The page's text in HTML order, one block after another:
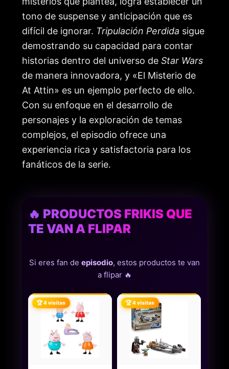
tono de suspense y anticipación que es
difícil de ignorar. Tripulación Perdida sigue
demostrando su capacidad para contar
historias dentro del universo de Star Wars
de manera innovadora, y «El Misterio de
At Attin» es un ejemplo perfecto de ello.
Con su enfoque en el desarrollo de
personajes y la exploración de temas
complejos, el episodio ofrece una
experiencia rica y satisfactoria para los
fanáticos de la serie.
🔥 PRODUCTOS FRIKIS QUE
TE VAN A FLIPAR
Si eres fan de episodio, estos productos te van
a flipar 🔥
🏆 4 visitas 🏆 4 visitas